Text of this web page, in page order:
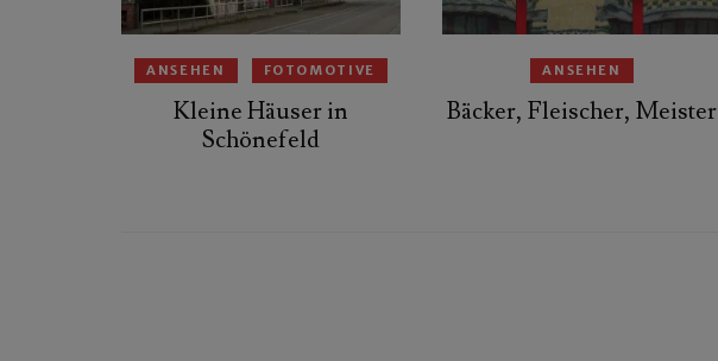
ANSEHEN FOTOMOTIVE
Kleine Häuser in
Schönefeld
ANSEHEN
Bäcker, Fleischer, Meister